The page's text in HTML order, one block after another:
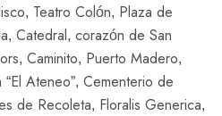
Teatro Colón, Plaza de
Catedral, corazón de San
Caminito, Puerto Madero,
Ateneo”, Cementerio de
de Recoleta, Floralis Generica,